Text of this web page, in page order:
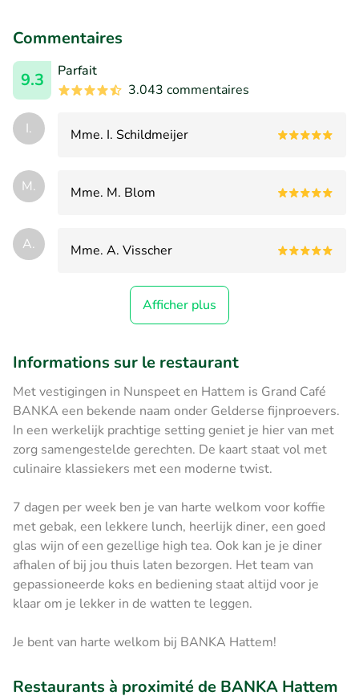
Commentaires
9.3
Parfait
3.043 commentaires
I. Mme. I. Schildmeijer
M. Mme. M. Blom
A. Mme. A. Visscher
Afficher plus
Informations sur le restaurant
Met vestigingen in Nunspeet en Hattem is Grand Café
BANKA een bekende naam onder Gelderse fijnproevers.
In een werkelijk prachtige setting geniet je hier van met
zorg samengestelde gerechten. De kaart staat vol met
culinaire klassiekers met een moderne twist.
7 dagen per week ben je van harte welkom voor koffie
met gebak, een lekkere lunch, heerlijk diner, een goed
glas wijn of een gezellige high tea. Ook kan je je diner
afhalen of bij jou thuis laten bezorgen. Het team van
gepassioneerde koks en bediening staat altijd voor je
klaar om je lekker in de watten te leggen.
Je bent van harte welkom bij BANKA Hattem!
Restaurants à proximité de BANKA Hattem